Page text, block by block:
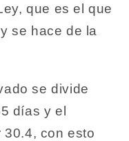
que es el que
se hace de la
se divide
días y el
30.4, con esto